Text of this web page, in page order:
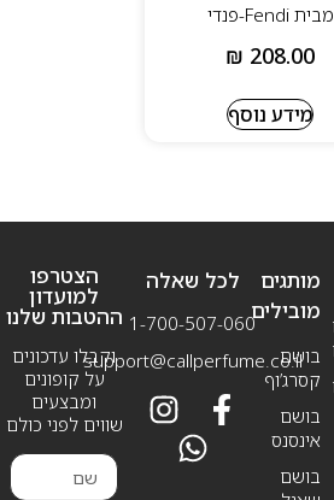
מבית Fendi-פנדי
₪ 208.00
מידע נוסף
מותגים
מובילים
בושם
קסרג’וף
בושם
אינסנס
בושם
לכל שאלה
1-700-507-060
support@callperfume.co.il
הצטרפו
למועדון
ההטבות שלנו
וקבלו עדכונים
על קופונים
ומבצעים
שווים לפני כולם